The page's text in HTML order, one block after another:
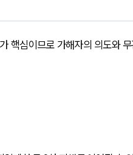
핵심이므로 가해자의 의도와